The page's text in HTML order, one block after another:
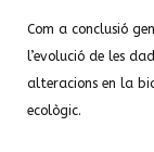
Com a conclusió
l’evolució de les
alteracions en la
ecològic.